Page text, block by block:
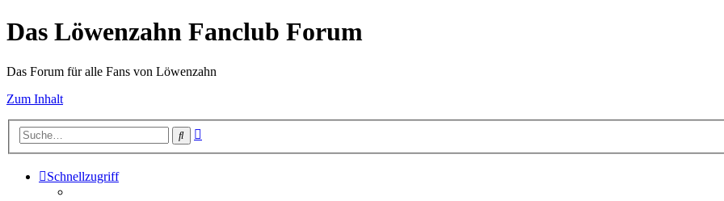
Das Löwenzahn Fanclub Forum
Das Forum für alle Fans von Löwenzahn
Zum Inhalt
Suche
Schnellzugriff